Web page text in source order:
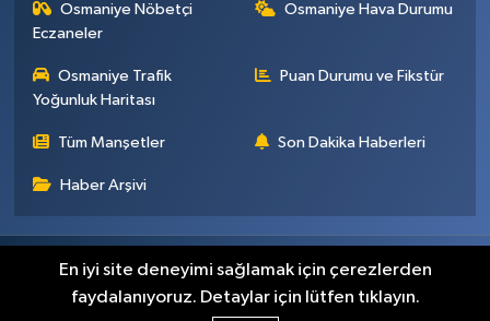
Osmaniye Nöbetçi
Eczaneler
Osmaniye Hava Durumu
Osmaniye Trafik
Yoğunluk Haritası
Puan Durumu ve Fikstür
Tüm Manşetler Son Dakika Haberleri
Haber Arşivi
Künye İletişim Gizlilik Sözleşmesi
En iyi site deneyimi sağlamak için çerezlerden
faydalanıyoruz. Detaylar için lütfen tıklayın.